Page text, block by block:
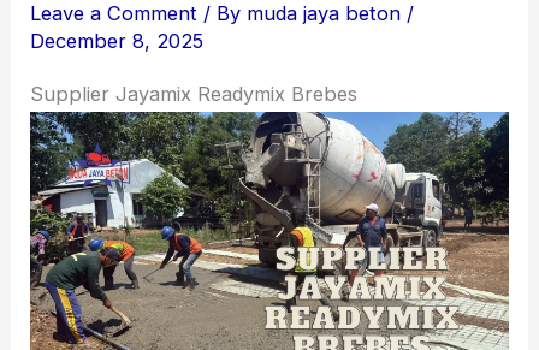
Leave a Comment / By muda jaya beton /
December 8, 2025
Supplier Jayamix Readymix Brebes